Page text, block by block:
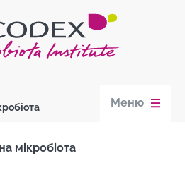
Меню
мікробіота